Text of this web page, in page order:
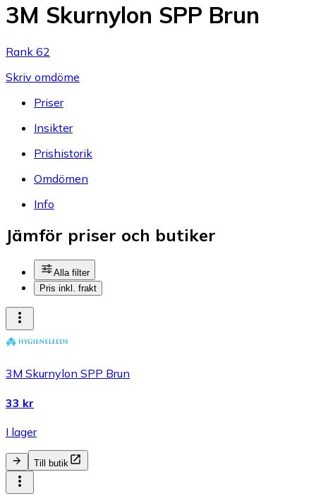
3M Skurnylon SPP Brun
Rank 62
Skriv omdöme
Priser
Insikter
Prishistorik
Omdömen
Info
Jämför priser och butiker
Alla filter
Pris inkl. frakt
3M Skurnylon SPP Brun
33 kr
I lager
Till butik